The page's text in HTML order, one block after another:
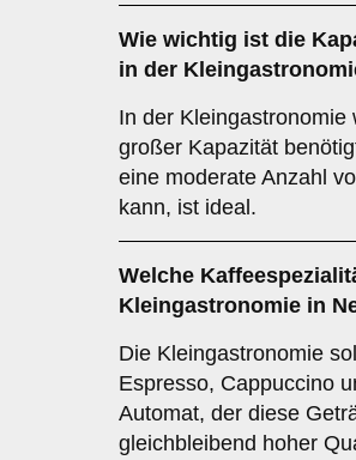
Wie wichtig ist die
in der
In der
großer Kapazität
eine moderate Anzahl
kann, ist ideal.
Welche
Kleingastronomie in
Die Kleingastronomie
Espresso, Cappuccino
Automat, der diese
gleichbleibend hoher